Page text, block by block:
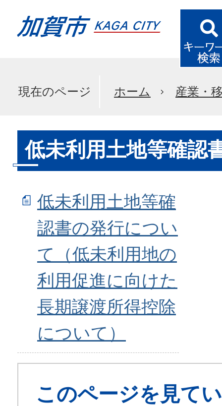
現在のページ ホーム 産業・
低未利用土地等確認
低未利用土地等確
認書の発行につい
て（低未利用地の
利用促進に向けた
長期譲渡所得控除
について）
このページを見て